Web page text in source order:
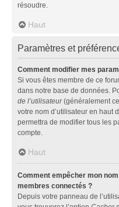
résoudre.
Haut
Paramètres et
Comment modifier mes
Si vous êtes membre de ce
dans notre base de données.
de l’utilisateur(généralement
votre nom d’utilisateur en haut
permettra de modifier tous les
compte.
Haut
Comment empêcher mon
membres connectés ?
Depuis votre panneau de